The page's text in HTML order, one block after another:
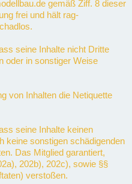
gemäß Ziff. 8 dieser
frei und hält rag-
seine Inhalte nicht Dritte
oder in sonstiger Weise
von Inhalten die Netiquette
seine Inhalte keinen
keine sonstigen schädigenden
Das Mitglied garantiert,
202b), 202c), sowie §§
verstoßen.